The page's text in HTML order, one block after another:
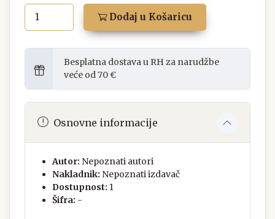
Dodaj u Košaricu
Besplatna dostava u RH za narudžbe
veće od 70 €
Osnovne informacije
Autor: Nepoznati autori
Nakladnik: Nepoznati izdavač
Dostupnost: 1
Šifra: -